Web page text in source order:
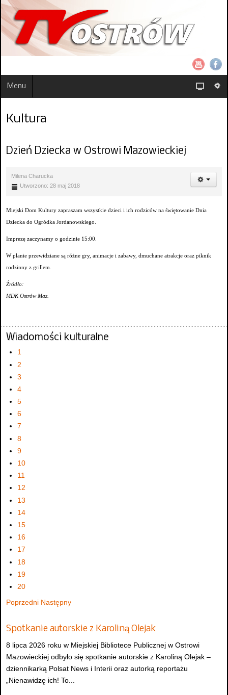
Menu
Kultura
Dzień Dziecka w Ostrowi Mazowieckiej
Milena Charucka
Utworzono: 28 maj 2018
Miejski Dom Kultury zapraszam wszystkie dzieci i ich rodziców na świętowanie Dnia
Dziecka do Ogródka Jordanowskiego.
Imprezę zaczynamy o godzinie 15:00.
W planie przewidziane są różne gry, animacje i zabawy, dmuchane atrakcje oraz piknik
rodzinny z grillem.
Źródło:
MDK Ostrów Maz.
Wiadomości kulturalne
1
2
3
4
5
6
7
8
9
10
11
12
13
14
15
16
17
18
19
20
Poprzedni Następny
Spotkanie autorskie z Karoliną Olejak
8 lipca 2026 roku w Miejskiej Bibliotece Publicznej w Ostrowi
Mazowieckiej odbyło się spotkanie autorskie z Karoliną Olejak –
dziennikarką Polsat News i Interii oraz autorką reportażu
„Nienawidzę ich! To...